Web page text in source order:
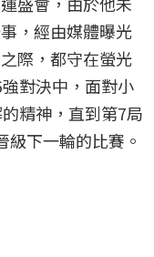
，經由媒體曝光
際，都守在螢光
對決中，面對小
精神，直到第7局
下一輪的比賽。